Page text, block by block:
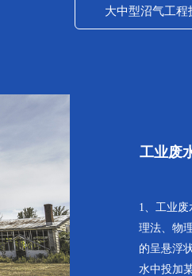
大中型沼气工程
1、工业
理法、物
的呈悬浮
水中投加
工业废